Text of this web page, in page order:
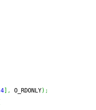
4 , O_RDONLY) ;